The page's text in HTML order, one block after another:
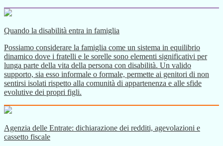
Quando la disabilità entra in famiglia
Possiamo considerare la famiglia come un sistema in equilibrio
dinamico dove i fratelli e le sorelle sono elementi significativi per
lunga parte della vita della persona con disabilità. Un valido
supporto, sia esso informale o formale, permette ai genitori di non
sentirsi isolati rispetto alla comunità di appartenenza e alle sfide
evolutive dei propri figli.
Agenzia delle Entrate: dichiarazione dei redditi, agevolazioni e
cassetto fiscale